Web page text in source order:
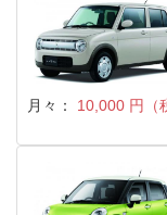
月々： 10,000 円（